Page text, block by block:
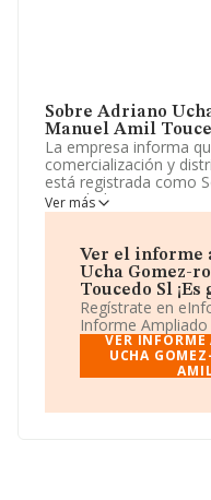
Sobre Adriano
Manuel Amil
La empresa informa
comercialización y
está registrada como
actividad CNAE como
bebidas', código 4634.
La sociedad española
rodriguez y Manuel
de identificación fiscal
en Calle A Ponte,
Ponteareas,
En relación con el
nacional alcanza los
Ver más
Ver el informe
Ucha Gomez-
Toucedo Sl ¡Es
Regístrate en
Informe
VER
UCHA